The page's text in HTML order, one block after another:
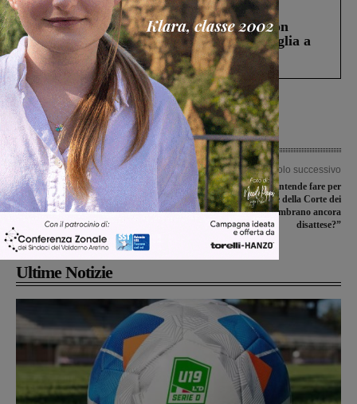
Cronaca 3 Agosto 2026
Scomparso da una struttura di Castiglion
Fiorentino l’uomo che aveva ucciso la figlia a
Levane nel 2020
Articolo precedente
Marciapiede ad Ambra: presentato il
progetto al bando della Regione per la
sicurezza stradale
Articolo successivo
M5S: “Cosa si intende fare per
soddisfare le richieste della Corte dei
Conti che ad oggi sembrano ancora
disattese?”
Ultime Notizie